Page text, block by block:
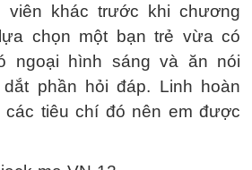
khác trước khi chương
chọn một bạn trẻ vừa có
ngoại hình sáng và ăn nói
phần hỏi đáp. Linh hoàn
tiêu chí đó nên em được